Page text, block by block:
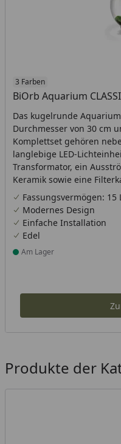
3 Farben
BiOrb Aquarium
Das kugelrunde
Durchmesser von 30 cm
Komplettset gehören
langlebige LED-
Transformator, ein
Keramik sowie eine
Filtersystem ist am
verborgen.
Fassungsvermögen: 15
Modernes Design
Einfache Installation
Edel
Produkt am Lager
Am Lager
Produkte der